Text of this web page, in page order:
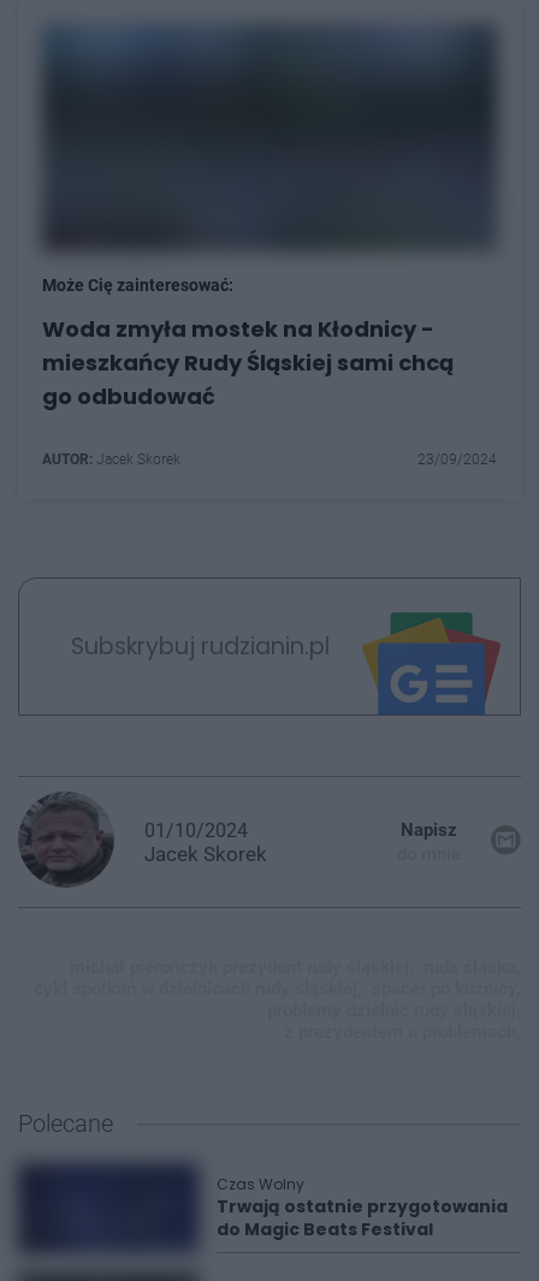
Może Cię zainteresować:
Woda zmyła mostek na Kłodnicy -
mieszkańcy Rudy Śląskiej sami chcą
go odbudować
AUTOR: Jacek Skorek 23/09/2024
Subskrybuj rudzianin.pl
01/10/2024
Jacek Skorek
Napisz
Polecane
Czas Wolny
Trwają ostatnie przygotowania
do Magic Beats Festival